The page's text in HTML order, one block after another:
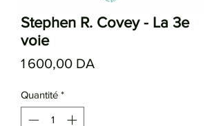
Stephen R. Covey - La 3e
voie
1 600,00 DA
Quantité *